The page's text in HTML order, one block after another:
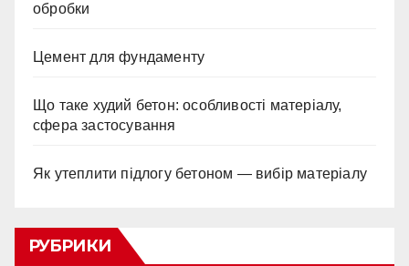
обробки
Цемент для фундаменту
Що таке худий бетон: особливості матеріалу,
сфера застосування
Як утеплити підлогу бетоном — вибір матеріалу
РУБРИКИ